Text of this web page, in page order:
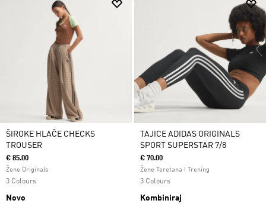
ŠIROKE HLAČE CHECKS
TROUSER
€ 85.00
Žene Originals
3 Colours
Novo
TAJICE ADIDAS ORIGINALS
SPORT SUPERSTAR 7/8
€ 70.00
Žene Teretana I Trening
3 Colours
Kombiniraj